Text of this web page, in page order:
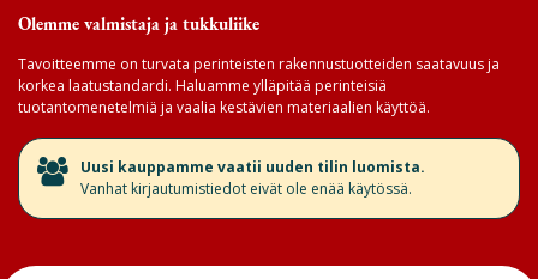
Olemme valmistaja ja tukkuliike
Tavoitteemme on turvata perinteisten rakennustuotteiden saatavuus ja
korkea laatustandardi. Haluamme ylläpitää perinteisiä
tuotantomenetelmiä ja vaalia kestävien materiaalien käyttöä.
​Uusi kauppamme vaatii uuden tilin luomista.
Vanhat kirjautumistiedot eivät ole enää käytössä.